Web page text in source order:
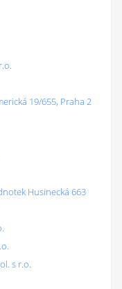
19/655, Praha 2
Husinecká 663
s r.o.